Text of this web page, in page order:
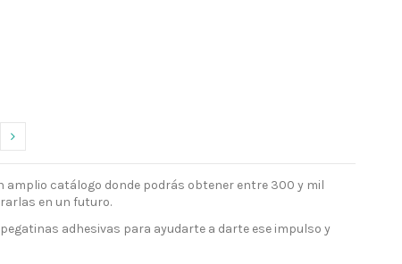
catálogo donde podrás obtener entre 300 y mil
en un futuro.
adhesivas para ayudarte a darte ese impulso y